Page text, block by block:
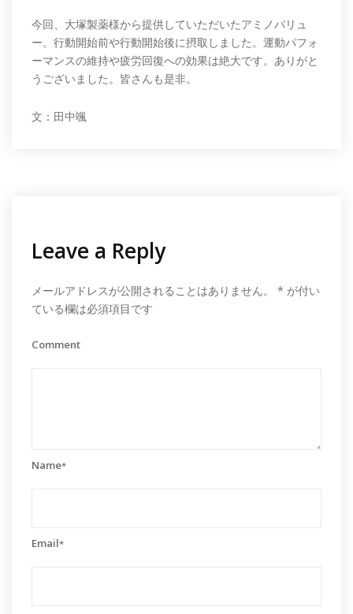
今回、大塚製薬様から提供していただいたアミノバリュ
ー。行動開始前や行動開始後に摂取しました。運動パフォ
ーマンスの維持や疲労回復への効果は絶大です。ありがと
うございました。皆さんも是非。
文：田中颯
Leave a Reply
メールアドレスが公開されることはありません。 * が付い
ている欄は必須項目です
Comment
Name*
Email*